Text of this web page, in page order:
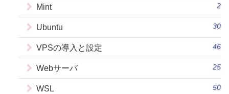
Mint 2
Ubuntu 30
VPSの導入と設定 46
Webサーバ 25
WSL 50